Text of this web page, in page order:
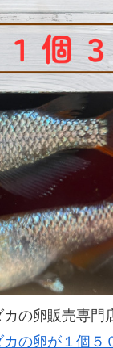
カの卵販売専門
カの卵が１個